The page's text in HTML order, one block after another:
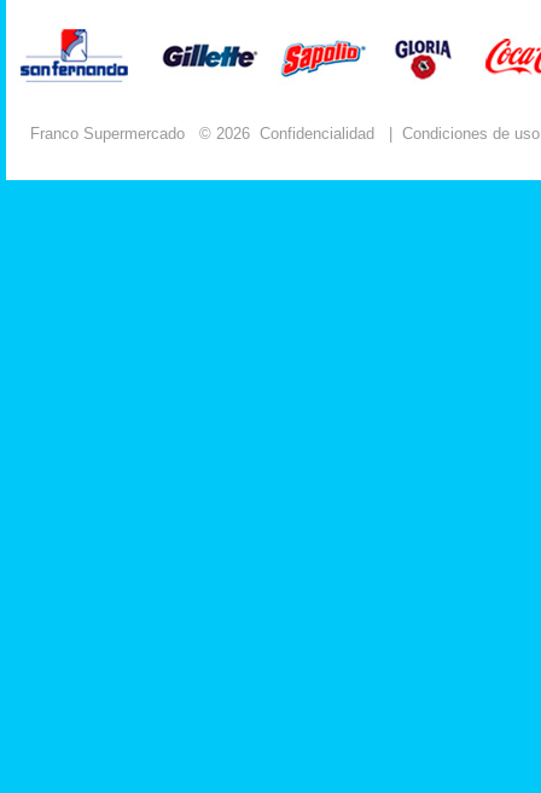
Franco Supermercado © 2026 Confidencialidad Condiciones de uso